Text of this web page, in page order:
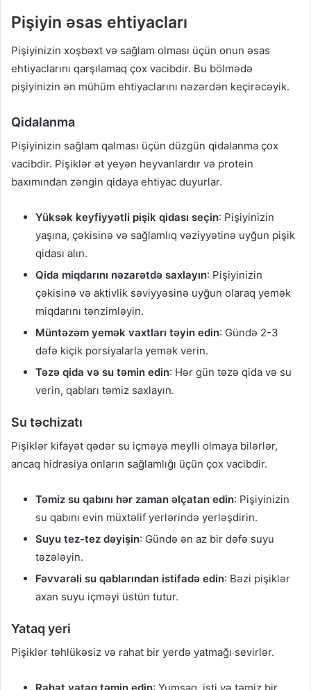
Pişiyin əsas ehtiyacları
Pişiyinizin xoşbəxt və sağlam olması üçün onun əsas
ehtiyaclarını qarşılamaq çox vacibdir. Bu bölmədə
pişiyinizin ən mühüm ehtiyaclarını nəzərdən keçirəcəyik.
Qidalanma
Pişiyinizin sağlam qalması üçün düzgün qidalanma çox
vacibdir. Pişiklər ət yeyən heyvanlardır və protein
baxımından zəngin qidaya ehtiyac duyurlar.
Yüksək keyfiyyətli pişik qidası seçin: Pişiyinizin
yaşına, çəkisinə və sağlamlıq vəziyyətinə uyğun pişik
qidası alın.
Qida miqdarını nəzarətdə saxlayın: Pişiyinizin
çəkisinə və aktivlik səviyyəsinə uyğun olaraq yemək
miqdarını tənzimləyin.
Müntəzəm yemək vaxtları təyin edin: Gündə 2-3
dəfə kiçik porsiyalarla yemək verin.
Təzə qida və su təmin edin: Hər gün təzə qida və su
verin, qabları təmiz saxlayın.
Su təchizatı
Pişiklər kifayət qədər su içməyə meylli olmaya bilərlər,
ancaq hidrasiya onların sağlamlığı üçün çox vacibdir.
Təmiz su qabını hər zaman əlçatan edin: Pişiyinizin
su qabını evin müxtəlif yerlərində yerləşdirin.
Suyu tez-tez dəyişin: Gündə ən az bir dəfə suyu
təzələyin.
Fəvvarəli su qablarından istifadə edin: Bəzi pişiklər
axan suyu içməyi üstün tutur.
Yataq yeri
Pişiklər təhlükəsiz və rahat bir yerdə yatmağı sevirlər.